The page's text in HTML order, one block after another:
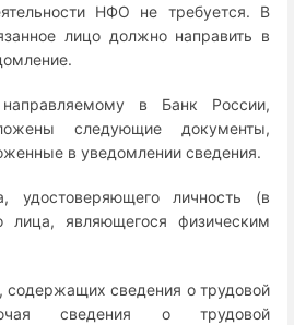
НФО не требуется. В
лицо должно направить в
в Банк России,
следующие документы,
в уведомлении сведения.
удостоверяющего личность (в
лица, являющегося физическим
содержащих сведения о трудовой
сведения о трудовой